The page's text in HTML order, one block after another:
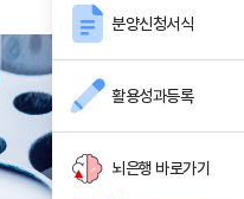
분양신청서식
활용성과등록
뇌은행 바로가기